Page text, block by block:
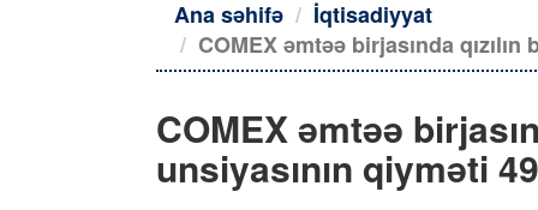
Ana səhifə
İqtisadiyyat
COMEX əmtəə birjasında
COMEX əmtəə
unsiyasının qiyməti